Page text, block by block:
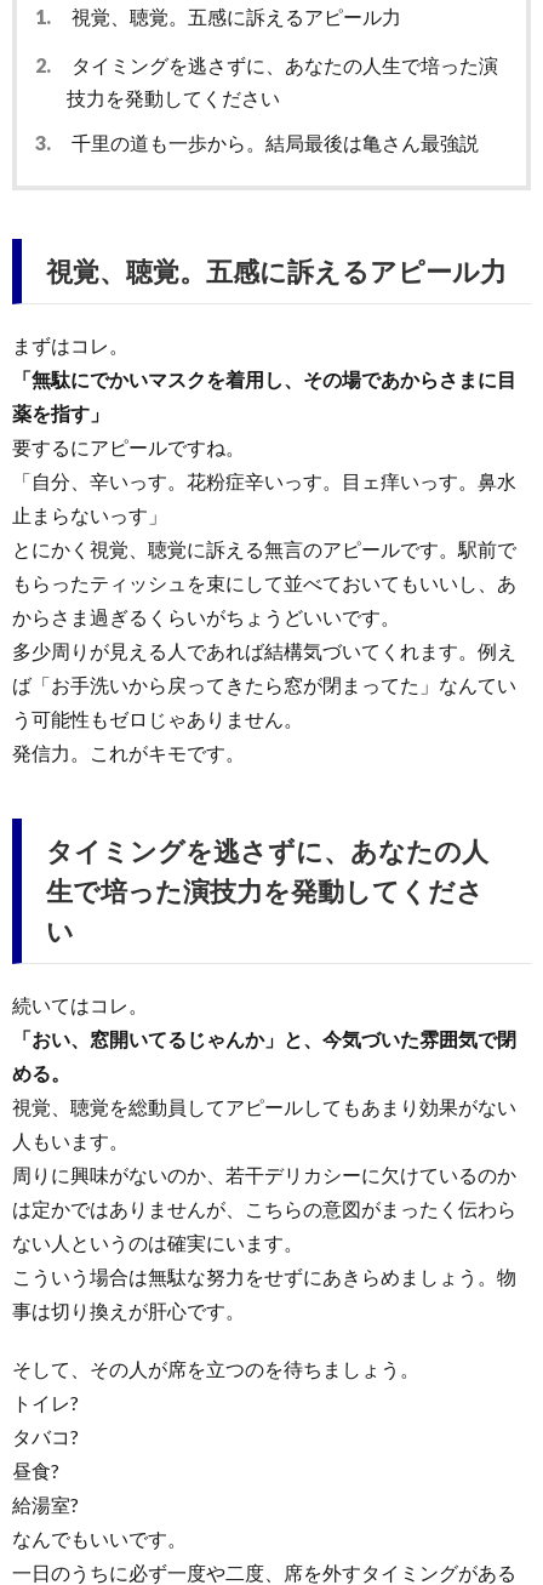
1. 視覚、聴覚。五感に訴えるアピール力
2.
タイミングを逃さずに、あなたの人生で培った演
技力を発動してください
3.
千里の道も一歩から。結局最後は亀さん最強説
視覚、聴覚。五感に訴えるアピール力
まずはコレ。
「無駄にでかいマスクを着用し、その場であからさまに目
薬を指す」
要するにアピールですね。
「自分、辛いっす。花粉症辛いっす。目ェ痒いっす。鼻水
止まらないっす」
とにかく視覚、聴覚に訴える無言のアピールです。駅前で
もらったティッシュを束にして並べておいてもいいし、あ
からさま過ぎるくらいがちょうどいいです。
多少周りが見える人であれば結構気づいてくれます。例え
ば「お手洗いから戻ってきたら窓が閉まってた」なんてい
う可能性もゼロじゃありません。
発信力。これがキモです。
タイミングを逃さずに、あなたの人
生で培った演技力を発動してくださ
い
続いてはコレ。
「おい、窓開いてるじゃんか」と、今気づいた雰囲気で閉
める。
視覚、聴覚を総動員してアピールしてもあまり効果がない
人もいます。
周りに興味がないのか、若干デリカシーに欠けているのか
は定かではありませんが、こちらの意図がまったく伝わら
ない人というのは確実にいます。
こういう場合は無駄な努力をせずにあきらめましょう。物
事は切り換えが肝心です。
そして、その人が席を立つのを待ちましょう。
トイレ?
タバコ?
昼食?
給湯室?
なんでもいいです。
一日のうちに必ず一度や二度、席を外すタイミングがある